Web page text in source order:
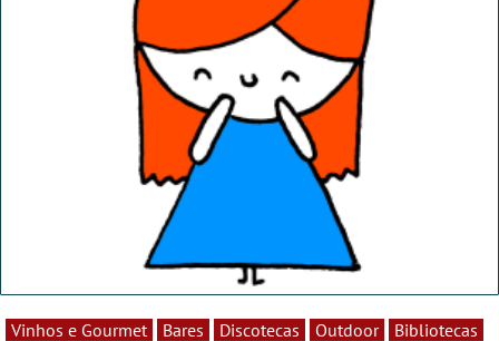
Vinhos e Gourmet Bares Discotecas Outdoor
Bibliotecas